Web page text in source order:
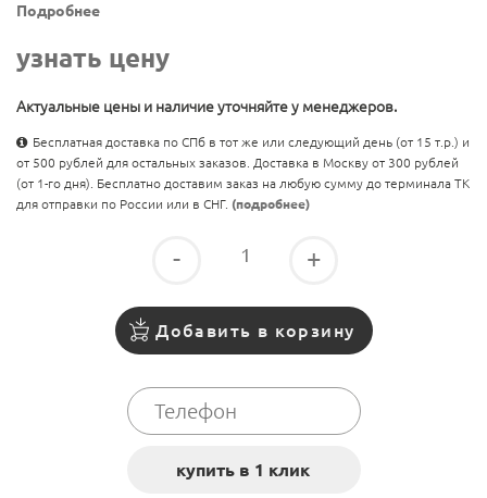
Подробнее
узнать цену
Актуальные цены и наличие уточняйте у менеджеров.
Бесплатная доставка по СПб в тот же или следующий день (от 15 т.р.) и
от 500 рублей для остальных заказов. Доставка в Москву от 300 рублей
(от 1-го дня). Бесплатно доставим заказ на любую сумму до терминала ТК
для отправки по России или в СНГ. (подробнее)
- +
Добавить в корзину